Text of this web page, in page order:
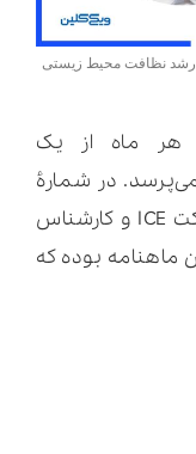
ماهنامه Tomorrow’s Cleaning هر ماه از یک
10 سؤال می‌پرسد. در شمارۀ
ژوئن، دارن مارستون بنیان‌گذار شرکت ICE و کارشناس
بوده که